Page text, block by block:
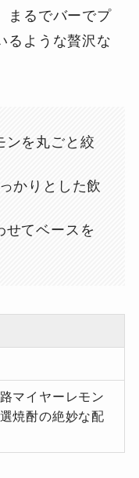
まるでバーでプ
るような贅沢な
ンを丸ごと絞
かりとした飲
せてベースを
マイヤーレモン
焼酎の絶妙な配